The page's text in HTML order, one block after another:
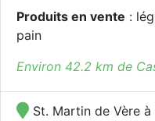
Produits en vente :
pain
Environ 42.2 km de
St. Martin de Vère